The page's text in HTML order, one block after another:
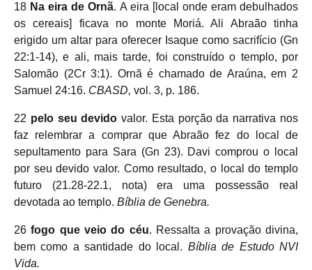
18 Na eira de Ornã. A eira [local onde eram debulhados
os cereais] ficava no monte Moriá. Ali Abraão tinha
erigido um altar para oferecer Isaque como sacrifício (Gn
22:1-14), e ali, mais tarde, foi construído o templo, por
Salomão (2Cr 3:1). Ornã é chamado de Araúna, em 2
Samuel 24:16. CBASD, vol. 3, p. 186.
22 pelo seu devido valor. Esta porção da narrativa nos
faz relembrar a comprar que Abraão fez do local de
sepultamento para Sara (Gn 23). Davi comprou o local
por seu devido valor. Como resultado, o local do templo
futuro (21.28-22.1, nota) era uma possessão real
devotada ao templo. Bíblia de Genebra.
26fogo que veio do céu. Ressalta a provação divina,
bem como a santidade do local. Bíblia de Estudo NVI
Vida.